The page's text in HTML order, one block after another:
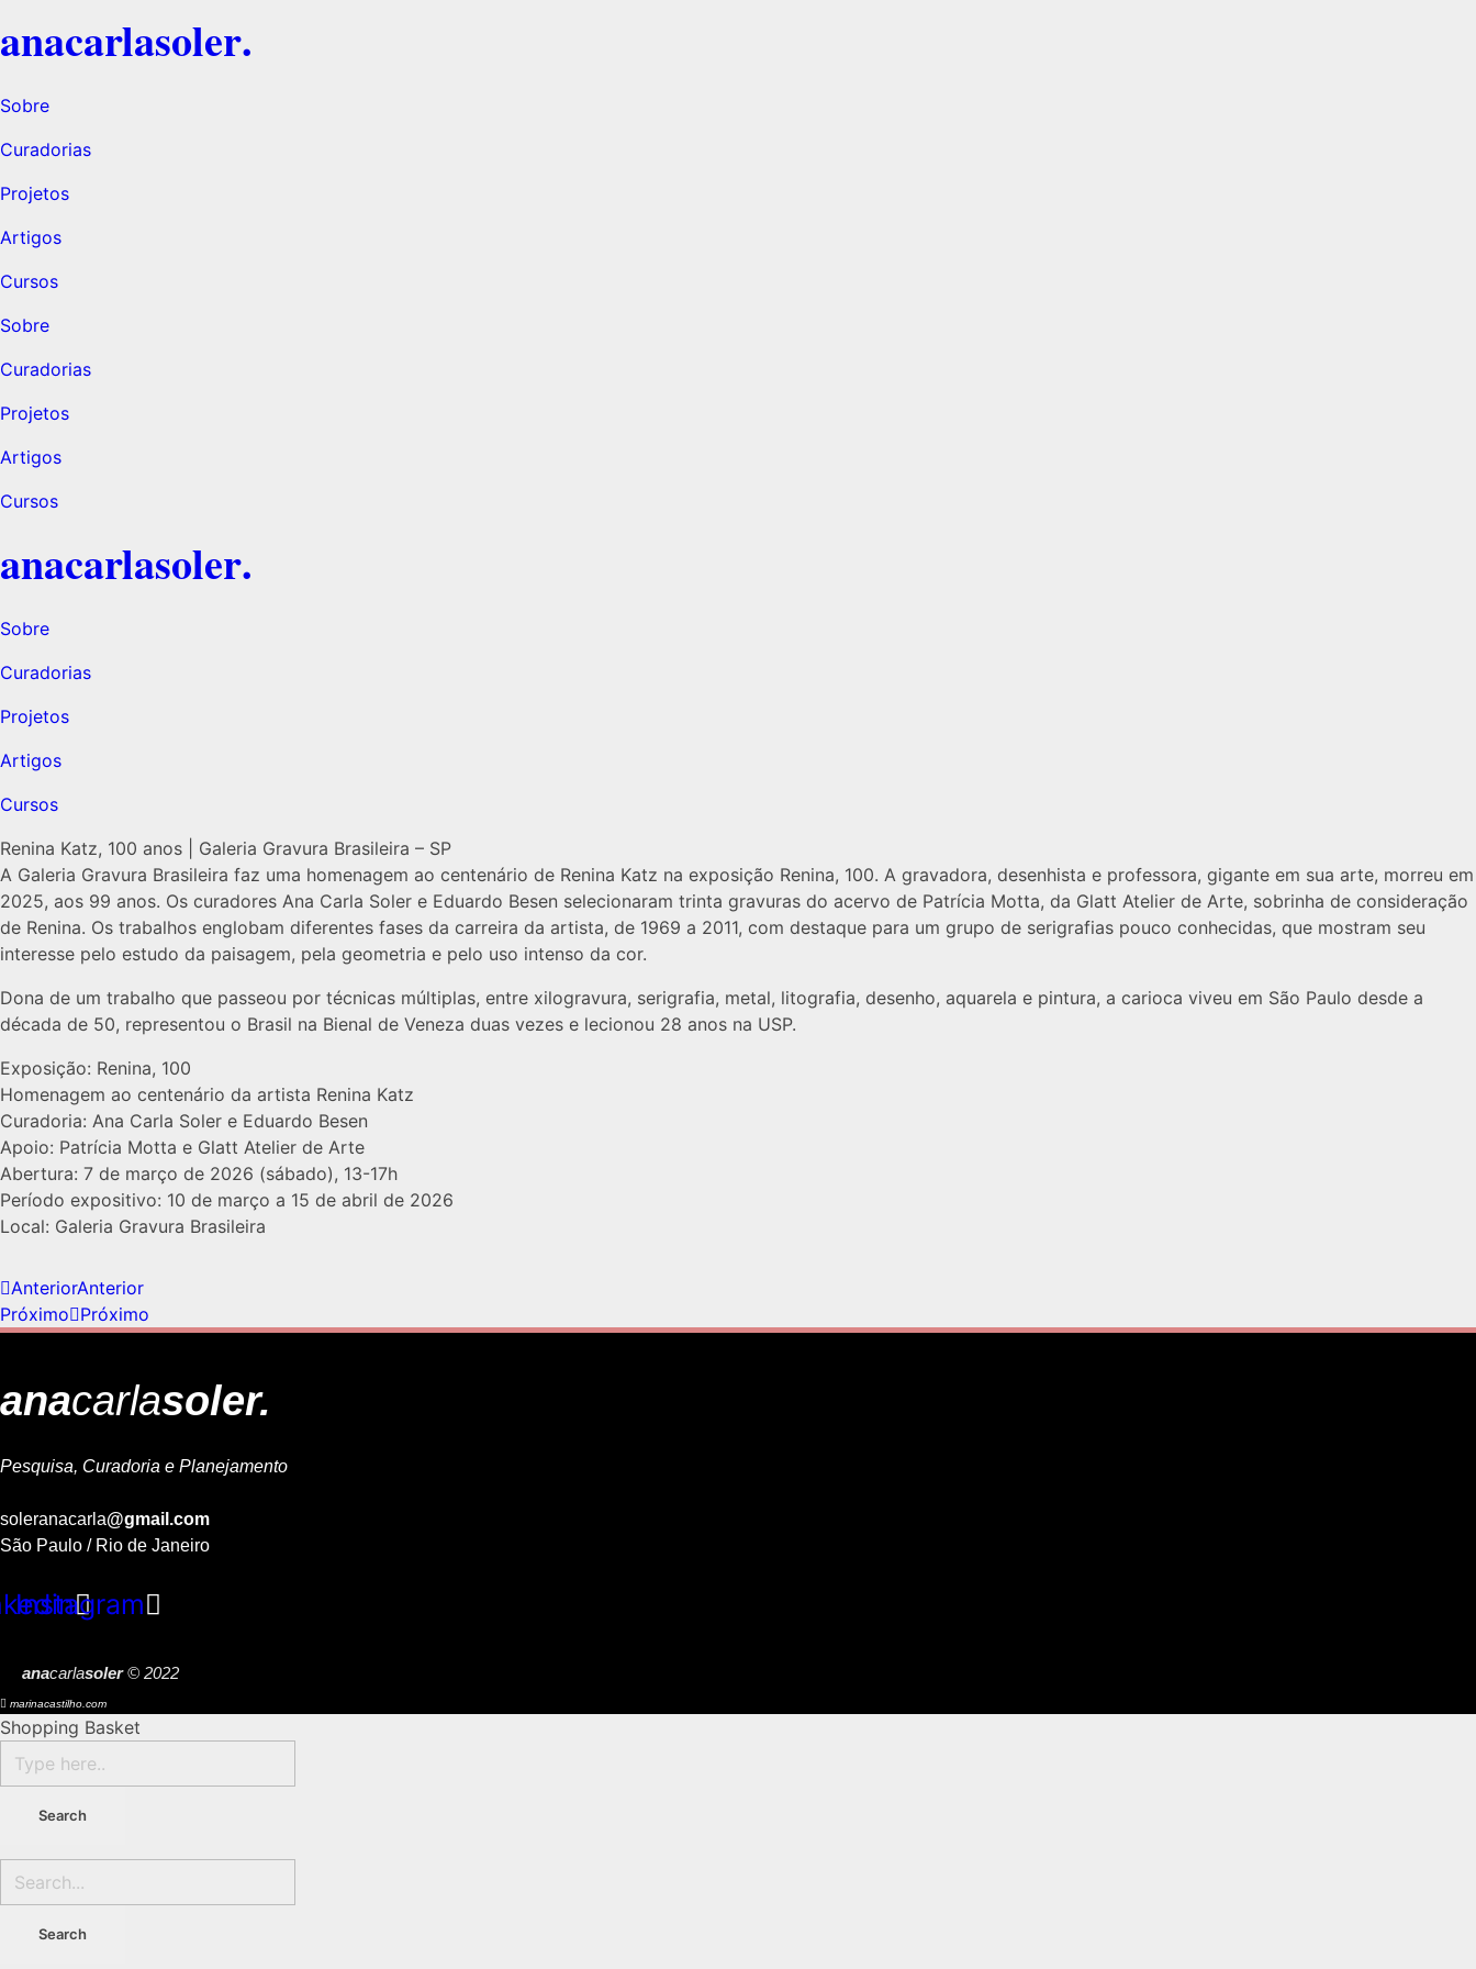
anacarlasoler.
Sobre
Curadorias
Projetos
Artigos
Cursos
Sobre
Curadorias
Projetos
Artigos
Cursos
anacarlasoler.
Sobre
Curadorias
Projetos
Artigos
Cursos
Renina Katz, 100 anos | Galeria Gravura Brasileira – SP
A Galeria Gravura Brasileira faz uma homenagem ao centenário de Renina Katz na exposição Renina, 100. A gravadora, desenhista e professora, gigante em sua arte, morreu em
2025, aos 99 anos. Os curadores Ana Carla Soler e Eduardo Besen selecionaram trinta gravuras do acervo de Patrícia Motta, da Glatt Atelier de Arte, sobrinha de consideração
de Renina. Os trabalhos englobam diferentes fases da carreira da artista, de 1969 a 2011, com destaque para um grupo de serigrafias pouco conhecidas, que mostram seu
interesse pelo estudo da paisagem, pela geometria e pelo uso intenso da cor.
Dona de um trabalho que passeou por técnicas múltiplas, entre xilogravura, serigrafia, metal, litografia, desenho, aquarela e pintura, a carioca viveu em São Paulo desde a
década de 50, representou o Brasil na Bienal de Veneza duas vezes e lecionou 28 anos na USP.
Exposição: Renina, 100
Homenagem ao centenário da artista Renina Katz
Curadoria: Ana Carla Soler e Eduardo Besen
Apoio: Patrícia Motta e Glatt Atelier de Arte
Abertura: 7 de março de 2026 (sábado), 13-17h
Período expositivo: 10 de março a 15 de abril de 2026
Local: Galeria Gravura Brasileira
AnteriorAnterior
Próximo Próximo
anacarlasoler.
Pesquisa, Curadoria e Planejamento
soleranacarla@gmail.com
São Paulo / Rio de Janeiro
Instagram
anacarlasoler© 2022
marinacastilho.com
Shopping Basket